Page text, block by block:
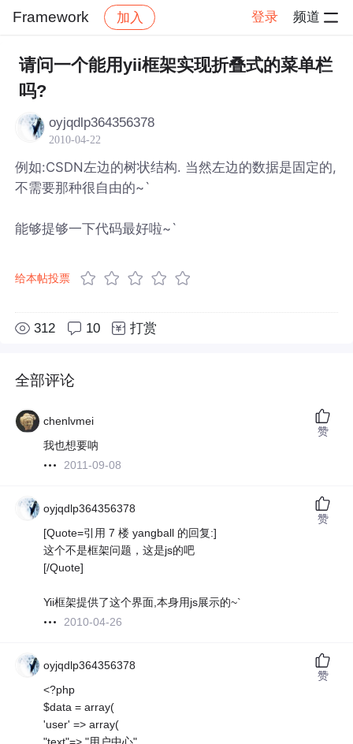
Framework 加入 登录 频道
社区 Framework 帖子详情
请问一个能用yii框架实现折叠式的菜单栏
吗?
oyjqdlp364356378
2010-04-22
例如:CSDN左边的树状结构. 当然左边的数据是固定的,
不需要那种很自由的~`
能够提够一下代码最好啦~`
给本帖投票
312 10 打赏
全部评论
chenlvmei
我也想要呐
2011-09-08
赞
oyjqdlp364356378
[Quote=引用 7 楼 yangball 的回复:]
这个不是框架问题，这是js的吧
[/Quote]
Yii框架提供了这个界面,本身用js展示的~`
2010-04-26
赞
oyjqdlp364356378
<?php
$data = array(
'user' => array(
赞